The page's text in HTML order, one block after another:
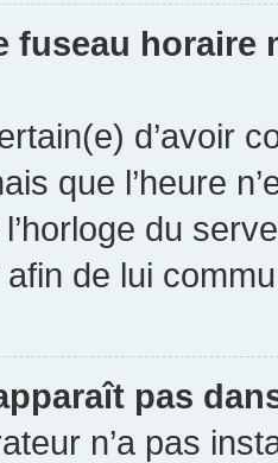
fuseau horaire
d’avoir
que l’heure
l’horloge du
de lui
pas
n’a pas